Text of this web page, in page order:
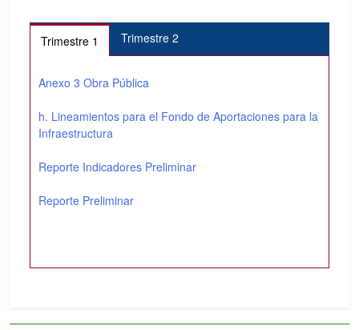
Trimestre 1 Trimestre 2
Anexo 3 Obra Pública
h. Lineamientos para el Fondo de Aportaciones para la
Infraestructura
Reporte Indicadores Preliminar
Reporte Preliminar